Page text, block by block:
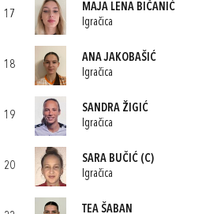
17
MAJA LENA BIČANIĆ
Igračica
18
ANA JAKOBAŠIĆ
Igračica
19
SANDRA ŽIGIĆ
Igračica
20
SARA BUČIĆ (C)
Igračica
TEA ŠABAN